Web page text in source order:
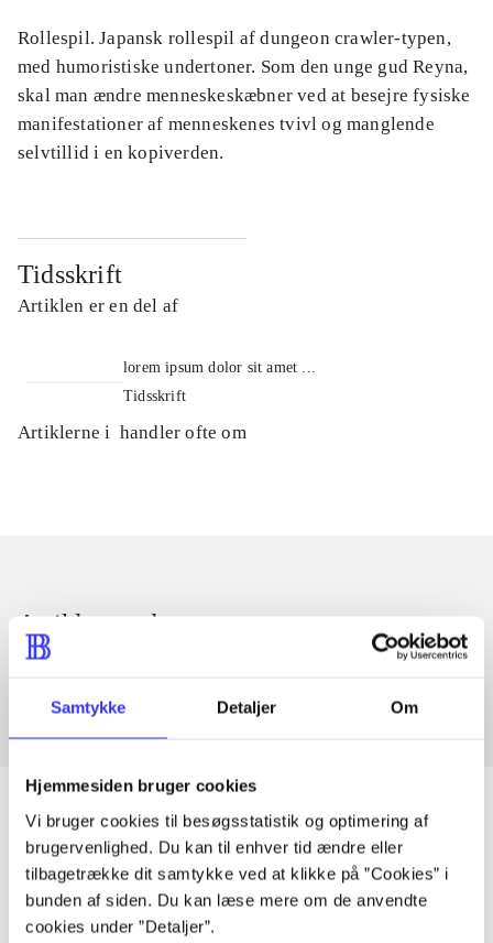
Samtykke Detaljer Om
Hjemmesiden bruger cookies
Vi bruger cookies til besøgsstatistik og optimering af
brugervenlighed. Du kan til enhver tid ændre eller
tilbagetrække dit samtykke ved at klikke på ”Cookies” i
bunden af siden. Du kan læse mere om de anvendte
cookies under ”Detaljer”.
Rollespil. Japansk rollespil af dungeon crawler-typen,
med humoristiske undertoner. Som den unge gud Reyna,
skal man ændre menneskeskæbner ved at besejre fysiske
manifestationer af menneskenes tvivl og manglende
selvtillid i en kopiverden.
Tidsskrift
Artiklen er en del af
lorem ipsum dolor sit amet ...
Tidsskrift
Artiklerne i handler ofte om
Artikler med samme emner
Fra
Artikler
Alle registrerede artikler fordelt på udgivelser